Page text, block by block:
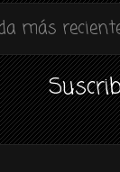
más